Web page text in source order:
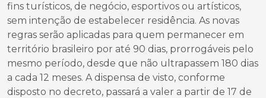
fins turísticos, de negócio, esportivos ou artísticos,
sem intenção de estabelecer residência. As novas
regras serão aplicadas para quem permanecer em
território brasileiro por até 90 dias, prorrogáveis pelo
mesmo período, desde que não ultrapassem 180 dias
a cada 12 meses. A dispensa de visto, conforme
disposto no decreto, passará a valer a partir de 17 de